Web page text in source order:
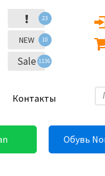
! 23
NEW 10
Sale 1136
Контакты
Обувь